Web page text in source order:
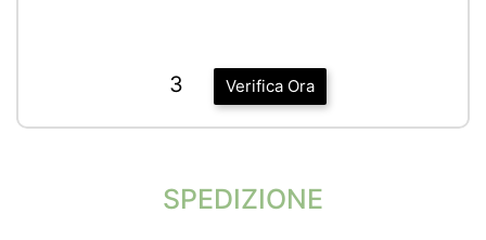
Verifica Ora
3
SPEDIZIONE